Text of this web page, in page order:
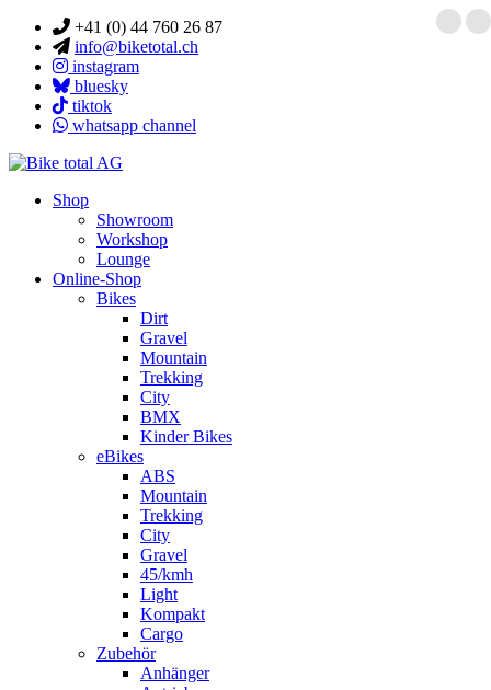
+41 (0) 44 760 26 87
info@biketotal.ch
instagram
bluesky
tiktok
whatsapp channel
Shop
Showroom
Workshop
Lounge
Online-Shop
Bikes
Dirt
Gravel
Mountain
Trekking
City
BMX
Kinder Bikes
eBikes
ABS
Mountain
Trekking
City
Gravel
45/kmh
Light
Kompakt
Cargo
Zubehör
Anhänger